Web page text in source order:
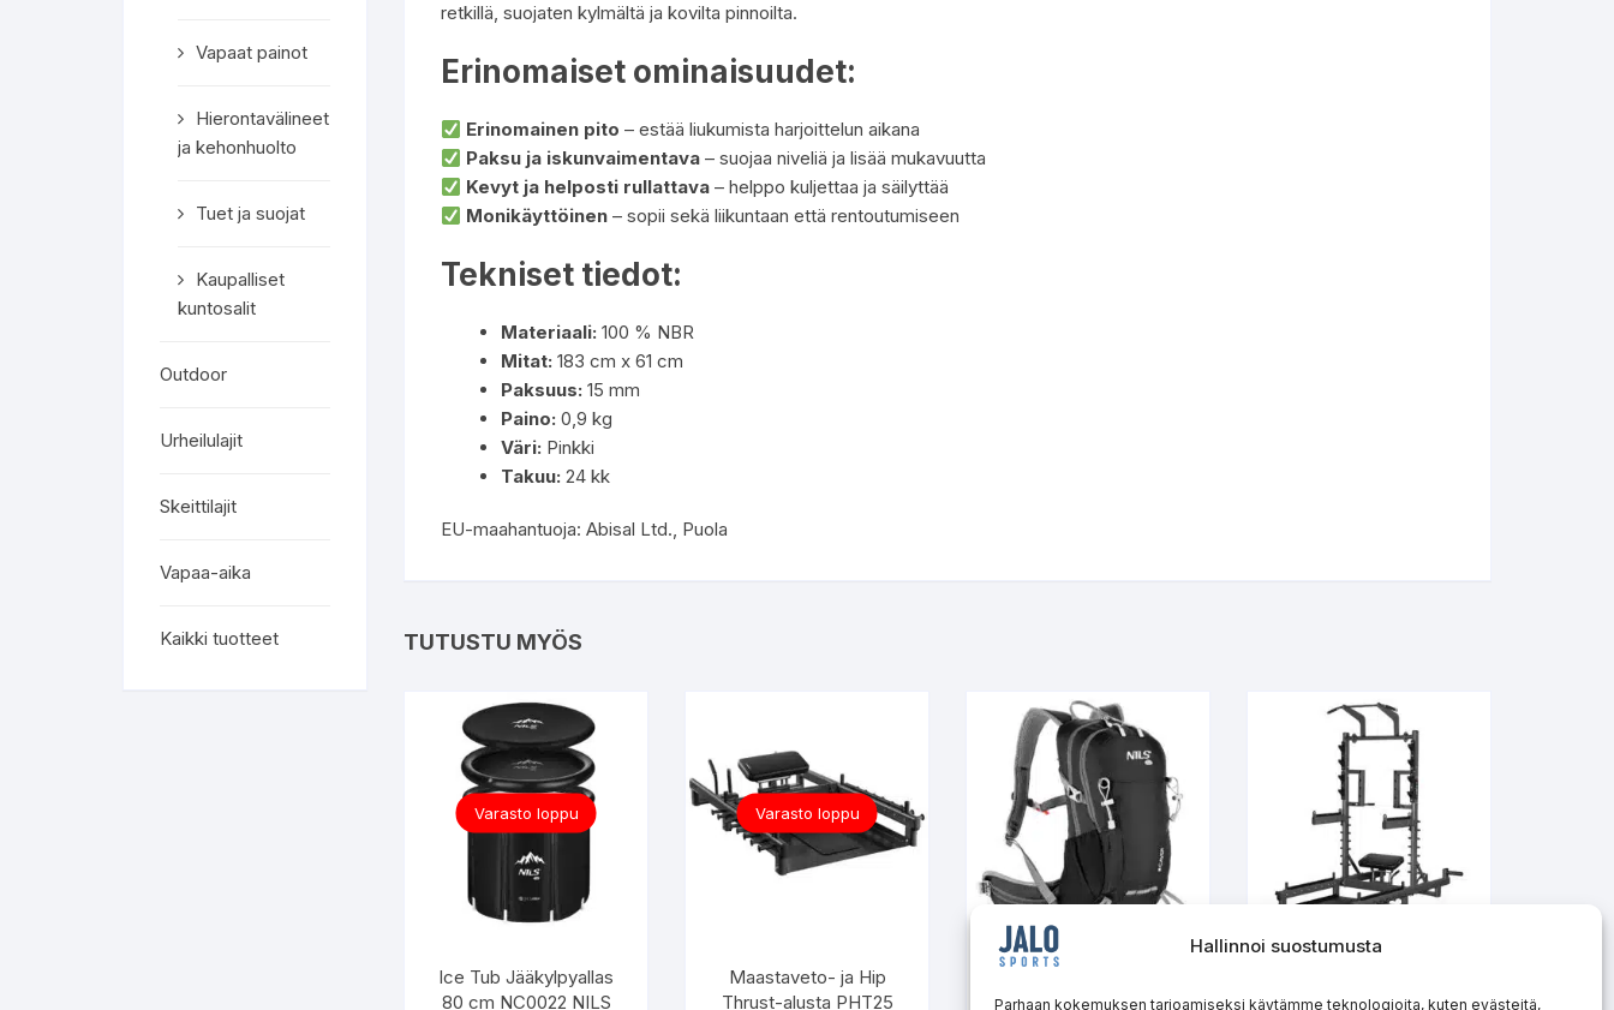
Hallinnoi suostumusta
Parhaan kokemuksen tarjoamiseksi käytämme teknologioita, kuten evästeitä,
retkillä, suojaten kylmältä ja kovilta pinnoilta.
Erinomaiset ominaisuudet:
Erinomainen pito – estää liukumista harjoittelun aikana
Paksu ja iskunvaimentava – suojaa niveliä ja lisää mukavuutta
Kevyt ja helposti rullattava – helppo kuljettaa ja säilyttää
Monikäyttöinen – sopii sekä liikuntaan että rentoutumiseen
Tekniset tiedot:
Materiaali: 100 % NBR
Mitat: 183 cm x 61 cm
Paksuus: 15 mm
Paino: 0,9 kg
Väri: Pinkki
Takuu: 24 kk
EU-maahantuoja: Abisal Ltd., Puola
TUTUSTU MYÖS
Varasto loppu
Ice Tub Jääkylpyallas
80 cm NC0022 NILS
Varasto loppu
Maastaveto- ja Hip
Thrust-alusta PHT25
Reppu Caver 18l
Thrust-laite SMP01
Vapaat painot
Hierontavälineet
ja kehonhuolto
Tuet ja suojat
Kaupalliset
kuntosalit
Outdoor
Urheilulajit
Skeittilajit
Vapaa-aika
Kaikki tuotteet